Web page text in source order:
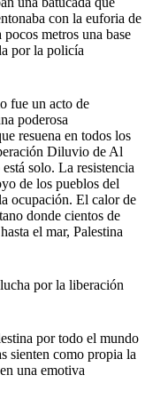
con la euforia de
metros una base
por la policía
fue un acto de
poderosa
resuena en todos los
Diluvio de Al
solo. La resistencia
de los pueblos del
ocupación. El calor de
donde cientos de
el mar, Palestina
por la liberación
por todo el mundo
sienten como propia la
una emotiva